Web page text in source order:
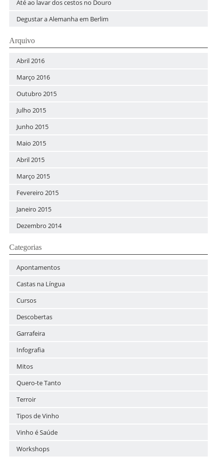
Até ao lavar dos cestos no Douro
Degustar a Alemanha em Berlim
Arquivo
Abril 2016
Março 2016
Outubro 2015
Julho 2015
Junho 2015
Maio 2015
Abril 2015
Março 2015
Fevereiro 2015
Janeiro 2015
Dezembro 2014
Categorias
Apontamentos
Castas na Língua
Cursos
Descobertas
Garrafeira
Infografia
Mitos
Quero-te Tanto
Terroir
Tipos de Vinho
Vinho é Saúde
Workshops